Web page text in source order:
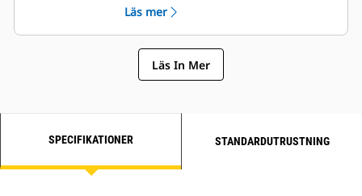
tillval i traktor- och
styrning med två hastigheter för
skridförlängarna
Cat Grade Control är ett
fabriksmonterat guidesystem som
hjälper till att avlägsna
beläggningens tjocklek för ökad
och bättre lönsamhet
Läs mer
Läs In Mer
SPECIFIKATIONER STANDARDUTRUSTNING